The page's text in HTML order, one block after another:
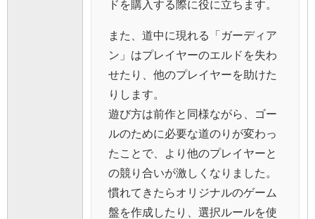
ドを購入する際に役に立ちます。
また、道中に現れる「ガーディア
ン」はプレイヤーのエルドを失わ
せたり、他のプレイヤーを助けた
りします。
遊び方は前作と同様ながら、ゴー
ルのために必要な道のりが変わっ
たことで、より他のプレイヤーと
の競り合いが激しくなりました。
慣れてきたらオリジナルのゲーム
盤を作成したり、選択ルールを使